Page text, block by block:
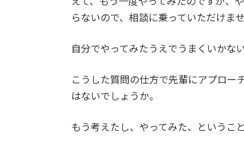
らないので、相談に乗っていただけま
自分でやってみたうえでうまくいかな
こうした質問の仕方で先輩にアプロー
はないでしょうか。
もう考えたし、やってみた、というこ